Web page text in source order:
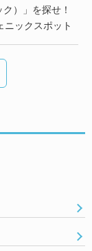
）」を探せ！
ニックスポット